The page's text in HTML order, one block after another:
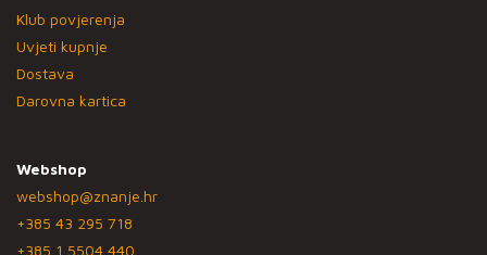
Klub povjerenja
Uvjeti kupnje
Dostava
Darovna kartica
Webshop
webshop@znanje.hr
+385 43 295 718
+385 1 5504 440